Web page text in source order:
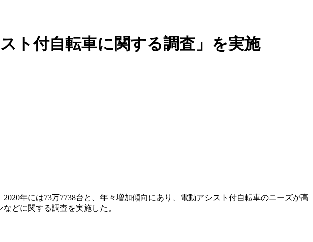
ト付自転車に関する調査」を実施
年には73万7738台と、年々増加傾向にあり、電動アシスト付自転車のニーズが高
どに関する調査を実施した。